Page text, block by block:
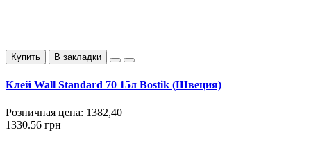
Купить В закладки
Клей Wall Standard 70 15л Bostik (Швеция)
Розничная цена: 1382,40
1330.56 грн